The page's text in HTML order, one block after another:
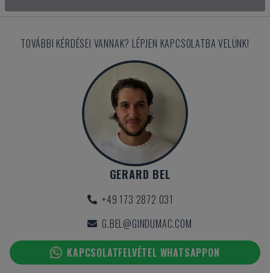
TOVÁBBI KÉRDÉSEI VANNAK? LÉPJEN KAPCSOLATBA VELÜNK!
GERARD BEL
+49 173 2872 031
G.BEL@GINDUMAC.COM
KAPCSOLATFELVÉTEL WHATSAPPON